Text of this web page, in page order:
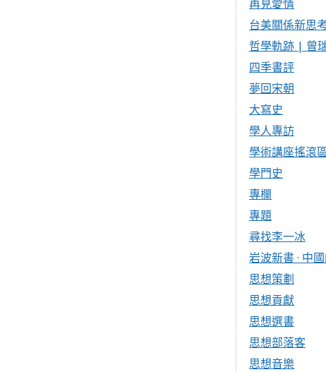
再見愛情
台美關係新思
哲學軌跡 | 曾
四季書評
夢回宋朝
大寫史
學人專訪
學術講座搖滾
學門史
專欄
專題
尋找李一冰
岩波新書 · 中
思想策劃
思想貢獻
思想選書
思想部落客
思想音樂